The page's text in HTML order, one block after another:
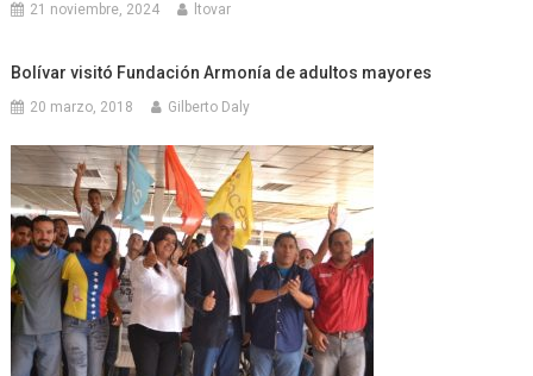
21 noviembre, 2024 ltovar
Bolívar visitó Fundación Armonía de adultos mayores
20 marzo, 2018 Gilberto Daly